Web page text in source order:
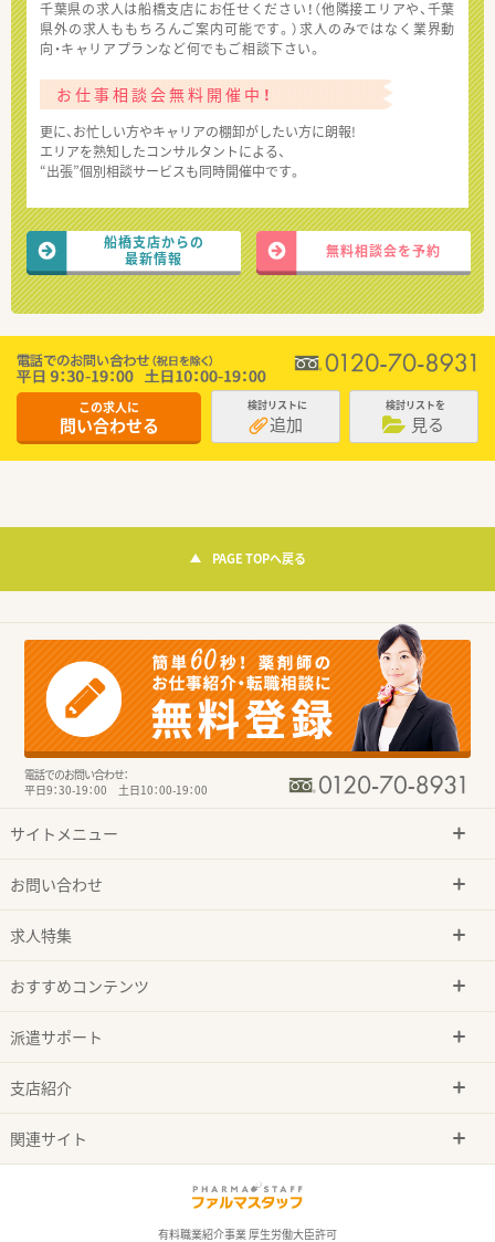
千葉県の求人は船橋支店にお任せください！（他隣接エリアや、千葉
県外の求人ももちろんご案内可能です。）求人のみではなく業界動
向・キャリアプランなど何でもご相談下さい。
お仕事相談会無料開催中！
更に、お忙しい方やキャリアの棚卸がしたい方に朗報!
エリアを熟知したコンサルタントによる、
“出張”個別相談サービスも同時開催中です。
船橋支店からの
最新情報
無料相談会を予約
この求人に
問い合わせる
検討リストに
追加
検討リストを
見る
PAGE TOPへ戻る
電話でのお問い合わせ：
平日9：30-19：00 土日10：00-19：00
サイトメニュー
お問い合わせ
求人特集
おすすめコンテンツ
派遣サポート
支店紹介
関連サイト
有料職業紹介事業 厚生労働大臣許可